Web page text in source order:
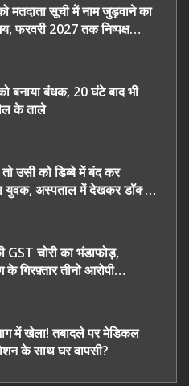
को मतदाता सूची में नाम जुड़वाने का
फरवरी 2027 तक निष्पक्ष
बनाया बंधक, 20 घंटे बाद भी
के ताले
उसी को डिब्बे में बंद कर
युवक, अस्पताल में देखकर डॉक्टर
GST चोरी का भंडाफोड़,
के गिरफ़्तार तीनो आरोपी
में खेला! तबादले पर मेडिकल
के साथ घर वापसी?